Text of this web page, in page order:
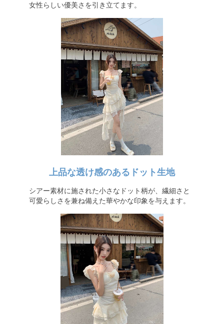
女性らしい優美さを引き立てます。
上品な透け感のあるドット生地
シアー素材に施された小さなドット柄が、繊細さと
可愛らしさを兼ね備えた華やかな印象を与えます。